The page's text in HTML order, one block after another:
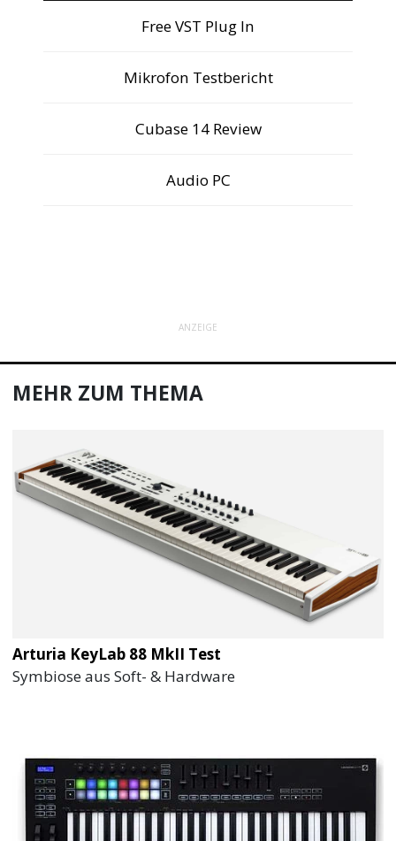
Free VST Plug In
Mikrofon Testbericht
Cubase 14 Review
Audio PC
ANZEIGE
MEHR ZUM THEMA
Arturia KeyLab 88 MkII Test
Symbiose aus Soft- & Hardware